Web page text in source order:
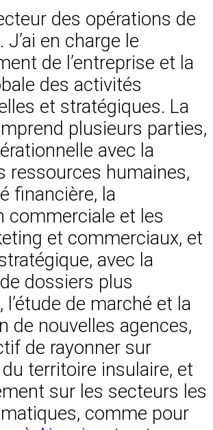
des opérations de
J’ai en charge le
de l’entreprise et la
des activités
et stratégiques. La
plusieurs parties,
avec la
ressources humaines,
financière, la
commerciale et les
et commerciaux, et
avec la
dossiers plus
l’étude de marché et la
de nouvelles agences,
de rayonner sur
du territoire insulaire, et
sur les secteurs les
comme pour